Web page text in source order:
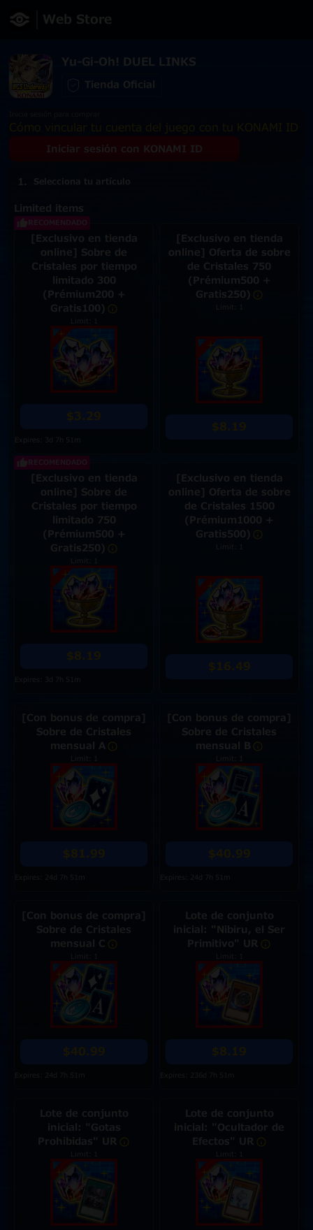
Web Store
Yu-Gi-Oh! DUEL LINKS
Tienda Oficial
Cómo vincular tu cuenta del juego con tu KONAMI ID
Iniciar sesión con KONAMI ID
Selecciona tu artículo
Limited items
[Exclusivo en tienda
online] Sobre de
Cristales por tiempo
limitado 300
(Prémium200 +
Gratis100)
Limit: 1
Expires: 3d 7h 51m
RECOMENDADO
[Exclusivo en tienda
online] Oferta de sobre
de Cristales 750
(Prémium500 +
Gratis250)
Limit: 1
[Exclusivo en tienda
online] Sobre de
Cristales por tiempo
limitado 750
(Prémium500 +
Gratis250)
Limit: 1
Expires: 3d 7h 51m
RECOMENDADO
[Exclusivo en tienda
online] Oferta de sobre
de Cristales 1500
(Prémium1000 +
Gratis500)
Limit: 1
[Con bonus de compra]
Sobre de Cristales
mensual A
Limit: 1
Expires: 24d 7h 51m
[Con bonus de compra]
Sobre de Cristales
mensual B
Limit: 1
Expires: 24d 7h 51m
[Con bonus de compra]
Sobre de Cristales
mensual C
Limit: 1
Expires: 24d 7h 51m
Lote de conjunto
inicial: "Nibiru, el Ser
Primitivo" UR
Limit: 1
Expires: 236d 7h 51m
Lote de conjunto
inicial: "Gotas
Prohibidas" UR
Limit: 1
Lote de conjunto
inicial: "Ocultador de
Efectos" UR
Limit: 1